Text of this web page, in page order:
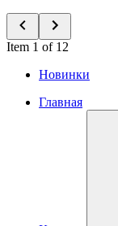
Item 1 of 12
Новинки
Главная